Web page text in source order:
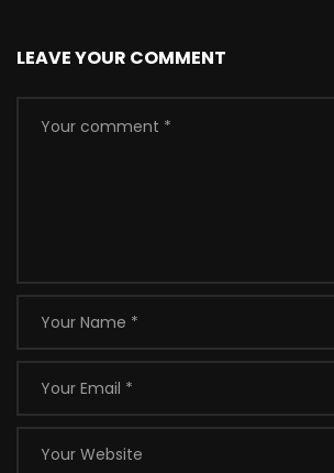
LEAVE YOUR COMMENT